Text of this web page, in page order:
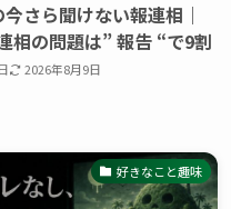
今さら聞けない報連相｜
相の問題は” 報告 “で9割
2026年8月9日
好きなこと趣味